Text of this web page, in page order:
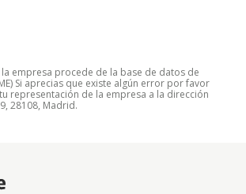
empresa procede de la base de datos de
Si aprecias que existe algún error por favor
representación de la empresa a la dirección
28108, Madrid.